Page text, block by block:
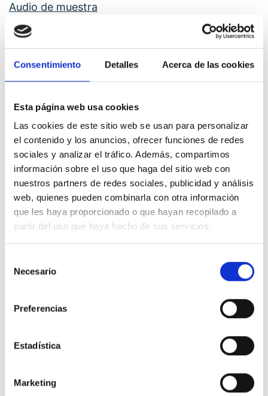
Consentimiento Detalles Acerca de las cookies
Esta página web usa cookies
Las cookies de este sitio web se usan para personalizar
el contenido y los anuncios, ofrecer funciones de redes
sociales y analizar el tráfico. Además, compartimos
información sobre el uso que haga del sitio web con
nuestros partners de redes sociales, publicidad y análisis
web, quienes pueden combinarla con otra información
que les haya proporcionado o que hayan recopilado a
partir del uso que haya hecho de sus servicios.
Necesario
Preferencias
Estadística
Marketing
Audio de muestra
Nota: el audio no tiene por qué corresponder a la
presente sección.
Duración
6 horas